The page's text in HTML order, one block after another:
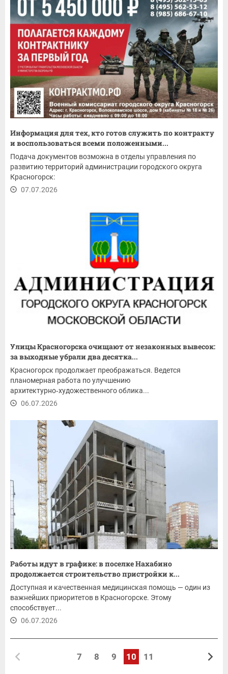
Информация для тех, кто готов служить по контракту
и воспользоваться всеми положенными...
Подача документов возможна в отделы управления по
развитию территорий администрации городского округа
Красногорск:
07.07.2026
Улицы Красногорска очищают от незаконных вывесок:
за выходные убрали два десятка...
Красногорск продолжает преображаться. Ведется
планомерная работа по улучшению
архитектурно‑художественного облика...
06.07.2026
Работы идут в графике: в поселке Нахабино
продолжается строительство пристройки к...
Доступная и качественная медицинская помощь — один из
важнейших приоритетов в Красногорске. Этому
способствует...
06.07.2026
7 8 9 10 11